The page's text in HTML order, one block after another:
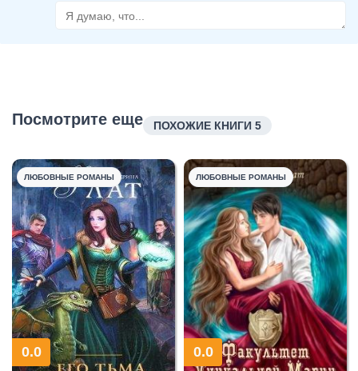
Посмотрите еще ПОХОЖИЕ КНИГИ 5
ЛЮБОВНЫЕ РОМАНЫ
0.0
ЛЮБОВНЫЕ РОМАНЫ
0.0